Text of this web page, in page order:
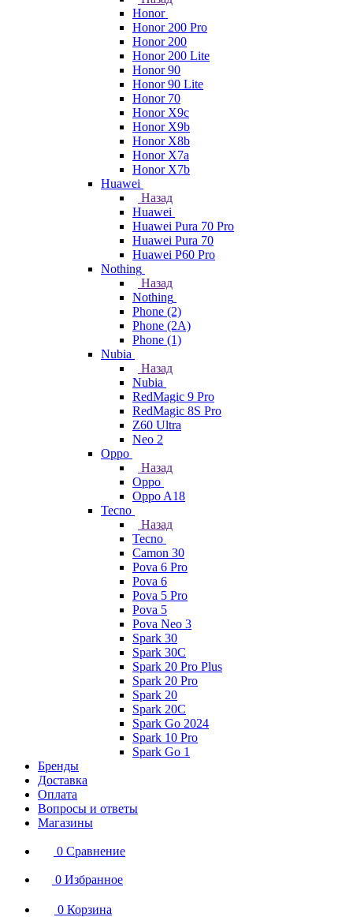
Honor
Honor 200 Pro
Honor 200
Honor 200 Lite
Honor 90
Honor 90 Lite
Honor 70
Honor X9c
Honor X9b
Honor X8b
Honor X7a
Honor X7b
Huawei
Назад
Huawei
Huawei Pura 70 Pro
Huawei Pura 70
Huawei P60 Pro
Nothing
Назад
Nothing
Phone (2)
Phone (2A)
Phone (1)
Nubia
Назад
Nubia
RedMagic 9 Pro
RedMagic 8S Pro
Z60 Ultra
Neo 2
Oppo
Назад
Oppo
Oppo A18
Tecno
Назад
Tecno
Camon 30
Pova 6 Pro
Pova 6
Pova 5 Pro
Pova 5
Pova Neo 3
Spark 30
Spark 30C
Spark 20 Pro Plus
Spark 20 Pro
Spark 20
Spark 20C
Spark Go 2024
Spark 10 Pro
Spark Go 1
Бренды
Доставка
Оплата
Вопросы и ответы
Магазины
0 Сравнение
0 Избранное
0 Корзина